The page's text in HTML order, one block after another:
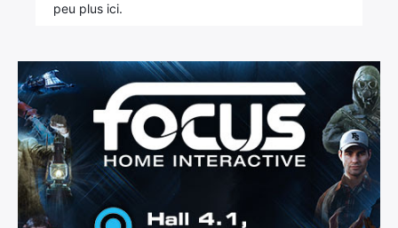
peu plus ici.